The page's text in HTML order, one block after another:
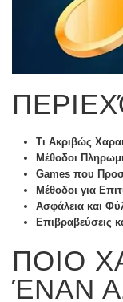
Τι Ακριβώς
Μέθοδοι
Games που
Μέθοδοι για
Ασφάλεια και
Επιβραβεύσεις
ΠΟΙΟ
ΈΝΑΝ